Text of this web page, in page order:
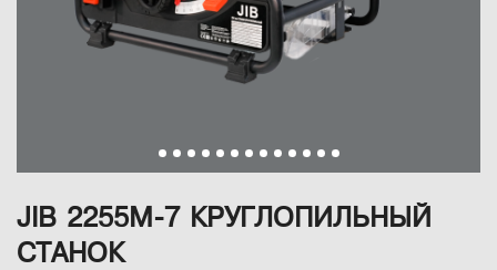
JIB 2255M-7 КРУГЛОПИЛЬНЫЙ
СТАНОК